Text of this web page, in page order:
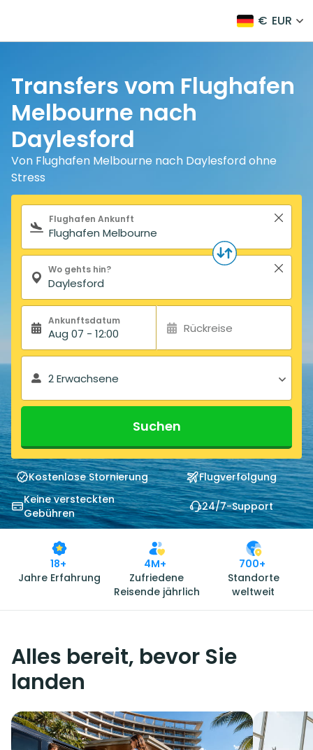
€ EUR
Transfers vom Flughafen
Melbourne nach
Daylesford
Von Flughafen Melbourne nach Daylesford ohne
Stress
Suchformular
Flughafen Ankunft
Wo gehts hin?
Ankunftsdatum
Aug 07 - 12:00 Rückreise
2 Erwachsene
Suchen
Kostenlose Stornierung
Flugverfolgung
Keine versteckten
Gebühren
24/7-Support
18+
Jahre Erfahrung
4M+
Zufriedene
Reisende jährlich
700+
Standorte
weltweit
Alles bereit, bevor Sie
landen